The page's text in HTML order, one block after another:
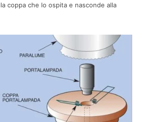
coppa che lo ospita e nasconde alla